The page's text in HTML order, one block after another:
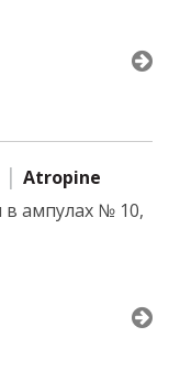
Atropine
в ампулах № 10,